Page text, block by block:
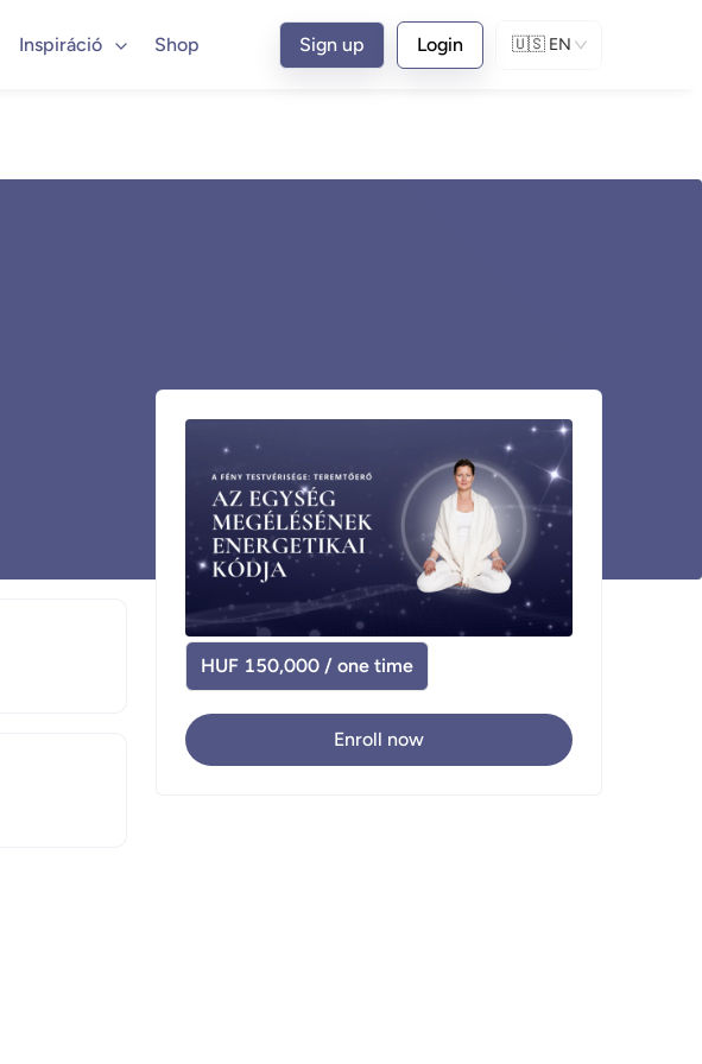
Inspiráció Shop Sign up Login 🇺🇸 EN
HUF 150,000 / one time
Enroll now